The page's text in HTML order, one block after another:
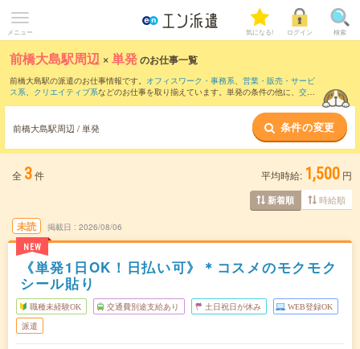
メニュー 気になる! ログイン 検索
前橋大島駅周辺 ×単発のお仕事一覧
前橋大島駅の派遣のお仕事情報です。 オフィスワーク・事務系、 営業・販売・サービ
ス系、 クリエイティブ系などのお仕事を取り揃えています。単発の条件の他に、 交通
前橋大島駅周辺 / 単発 条件の変更
全 3件 平均時給: 1,500 円
新着順 時給順
未読
NEW
掲載日 2026/08/06
《単発1日OK！日払い可》＊コスメのモクモク
シール貼り
職種未経験OK 交通費別途支給あり 土日祝日が休み WEB登録OK
派遣